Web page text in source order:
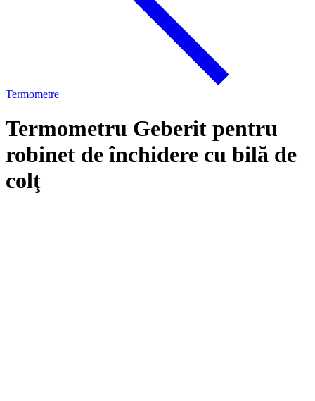
Termometre
Termometru Geberit pentru
robinet de închidere cu bilă de
colţ